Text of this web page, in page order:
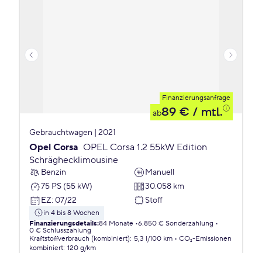
Finanzierungsanfrage
ab89 € / mtl.
Gebrauchtwagen | 2021
Opel Corsa OPEL Corsa 1.2 55kW Edition
Schräghecklimousine
Benzin
Manuell
75 PS (55 kW)
30.058 km
EZ: 07/22 Stoff
in 4 bis 8 Wochen
Finanzierungsdetails:84 Monate 6.850 € Sonderzahlung
0 € Schlusszahlung
Kraftstoffverbrauch (kombiniert): 5,3 l/100 km
CO₂-Emissionen
kombiniert: 120 g/km